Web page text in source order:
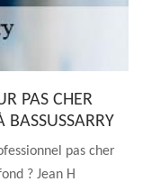
PAS CHER
BASSUSSARRY
pas cher
? Jean H